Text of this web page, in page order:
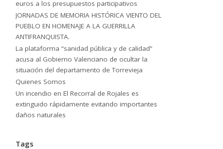
euros a los presupuestos participativos
JORNADAS DE MEMORIA HISTÓRICA VIENTO DEL
PUEBLO EN HOMENAJE A LA GUERRILLA
ANTIFRANQUISTA.
La plataforma “sanidad pública y de calidad”
acusa al Gobierno Valenciano de ocultar la
situación del departamento de Torrevieja
Quienes Somos
Un incendio en El Recorral de Rojales es
extinguido rápidamente evitando importantes
daños naturales
Tags